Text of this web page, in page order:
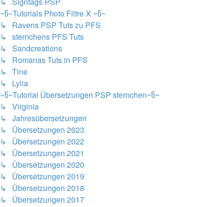
~წ~Tutorials Photo Filtre X ~წ~
↳ Ravens PSP Tuts zu PFS
↳ sternchens PFS Tuts
↳ Sandcreations
↳ Romanas Tuts in PFS
↳ Tine
↳ Lylia
~წ~Tutorial Übersetzungen PSP sternchen~წ~
↳ Virginia
↳ Jahresübersetzungen
↳ Übersetzungen 2023
↳ Übersetzungen 2022
↳ Übersetzungen 2021
↳ Übersetzungen 2020
↳ Übersetzungen 2019
↳ Übersetzungen 2018
↳ Übersetzungen 2017